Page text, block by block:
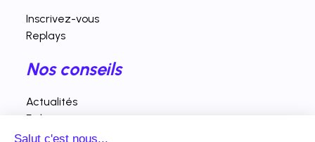
Inscrivez-vous
Replays
Nos conseils
Actualités
Fiches pratiques
Interventions vidéos